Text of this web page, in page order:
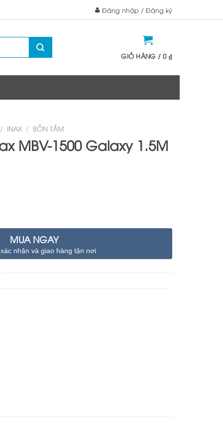
Đăng nhập / Đăng ký
GIỎ HÀNG /0 ₫
/ INAX / BỒN TẮM
MBV-1500 Galaxy 1.5M
MUA NGAY
nhận và giao hàng tận nơi